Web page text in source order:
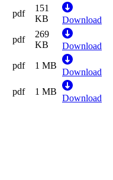
pdf
151
KB
Download
pdf
269
KB
Download
pdf 1 MB
Download
pdf 1 MB
Download